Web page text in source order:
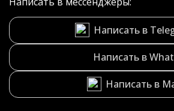
Написать в
Написать в
Написать в